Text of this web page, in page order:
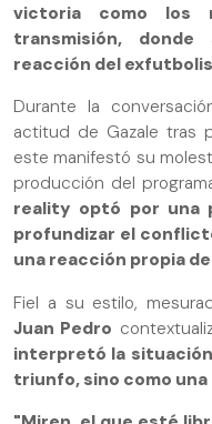
victoria como los
transmisión,
reacción del
Durante la
actitud de Gazale tras
este manifestó su
producción del
reality optó por una
profundizar el
una reacción propia
Fiel a su estilo,
Juan Pedro
interpretó la
triunfo, sino como